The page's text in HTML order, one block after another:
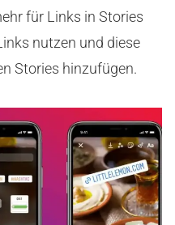
für Links in Stories
nutzen und diese
Stories hinzufügen.